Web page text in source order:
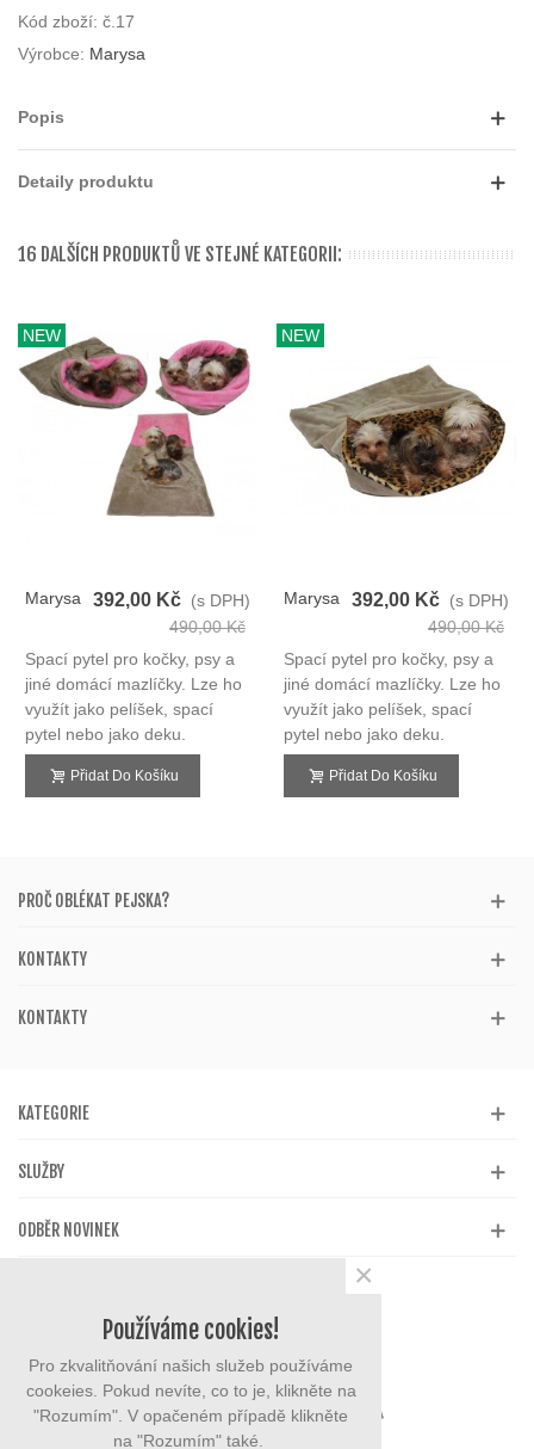
Kód zboží: č.17
Výrobce: Marysa
Popis
Detaily produktu
16 DALŠÍCH PRODUKTŮ VE STEJNÉ KATEGORII:
NEW
Marysa
3v1
392,00 Kč (s DPH)
490,00 Kč
Spací pytel pro kočky, psy a
jiné domácí mazlíčky. Lze ho
využít jako pelíšek, spací
pytel nebo jako deku.
Přidat Do Košíku
NEW
Marysa
3v1
392,00 Kč (s DPH)
490,00 Kč
Spací pytel pro kočky, psy a
jiné domácí mazlíčky. Lze ho
využít jako pelíšek, spací
pytel nebo jako deku.
Přidat Do Košíku
PROČ OBLÉKAT PEJSKA?
KONTAKTY
KONTAKTY
KATEGORIE
SLUŽBY
ODBĚR NOVINEK
Používáme cookies!
Pro zkvalitňování našich služeb používáme
cookeies. Pokud nevíte, co to je, klikněte na
"Rozumím". V opačeném případě klikněte
na "Rozumím" také.
×